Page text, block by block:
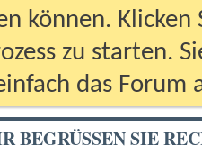
können.
zu starten.
das
BEGRÜSSEN SIE